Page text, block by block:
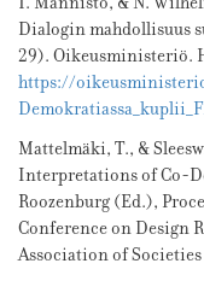
Dialogin mahdollisuus
29). Oikeusministeriö.
https://
Mattelmäki, T., &
Interpretations of Co-
Roozenburg (Ed.),
Conference on Design
Association of